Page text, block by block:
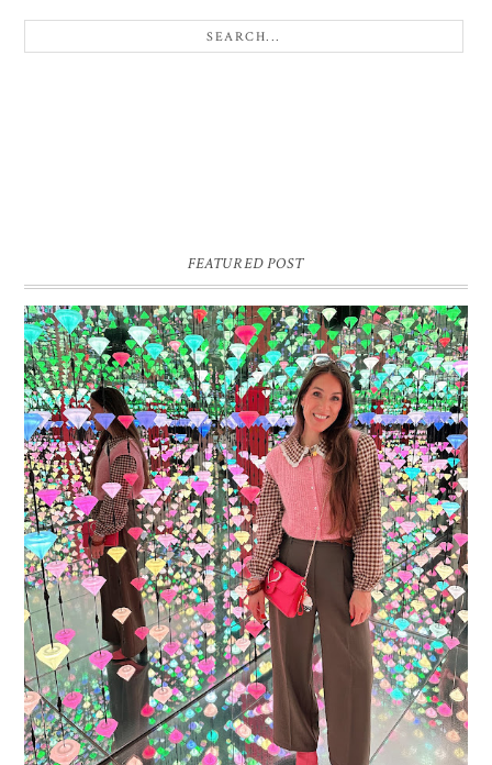
FEATURED POST
16 JAAR SPRINKLES ON A CUPCAKE
Vandaag is het weer zo’n moment waarop ik even bewust op de
pauzeknop duw, want Sprinkles on a Cupcake bestaat 16 jaar. Zestien.
Dat blijft ...